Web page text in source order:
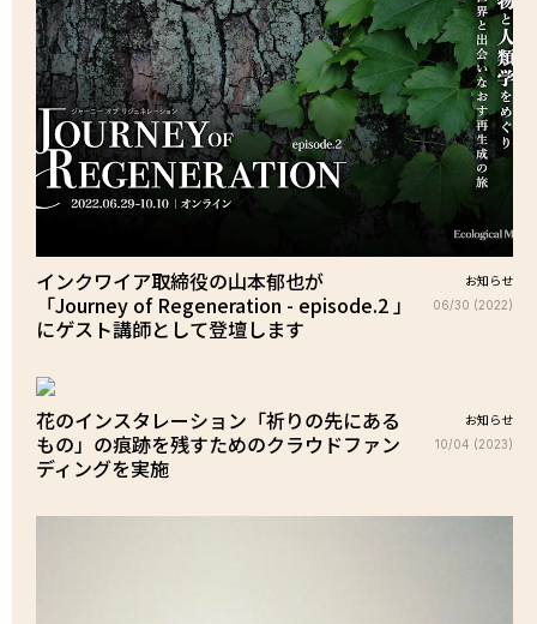
インクワイア取締役の山本郁也が
「Journey of Regeneration - episode.2 」
にゲスト講師として登壇します
お知らせ
06/30 (2022)
花のインスタレーション「祈りの先にある
もの」の痕跡を残すためのクラウドファン
ディングを実施
お知らせ
10/04 (2023)